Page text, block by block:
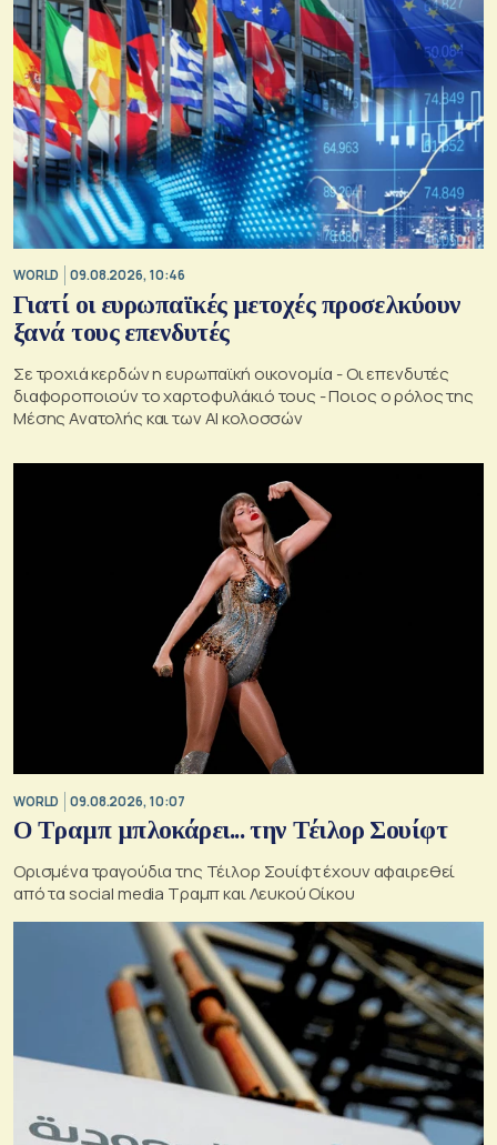
WORLD 09.08.2026, 10:46
Γιατί οι ευρωπαϊκές μετοχές προσελκύουν
ξανά τους επενδυτές
Σε τροχιά κερδών η ευρωπαϊκή οικονομία - Οι επενδυτές
διαφοροποιούν το χαρτοφυλάκιό τους - Ποιος ο ρόλος της
Μέσης Ανατολής και των AI κολοσσών
WORLD 09.08.2026, 10:07
Ο Τραμπ μπλοκάρει... την Τέιλορ Σουίφτ
Ορισμένα τραγούδια της Τέιλορ Σουίφτ έχουν αφαιρεθεί
από τα social media Τραμπ και Λευκού Οίκου